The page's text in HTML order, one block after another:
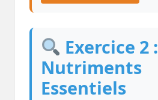
Exercice 2 :
Nutriments
Essentiels